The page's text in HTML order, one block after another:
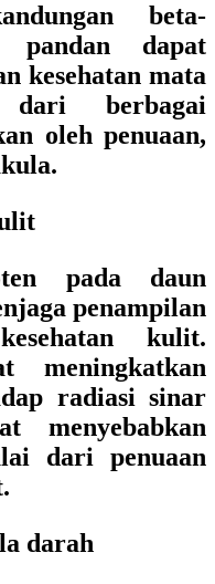
beta-
dapat
kesehatan mata
dari berbagai
oleh penuaan,
pada daun
penampilan
kulit.
meningkatkan
radiasi sinar
menyebabkan
dari penuaan
darah